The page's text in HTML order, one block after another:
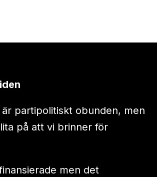
är partipolitiskt obunden, men
på att vi brinner för
men det